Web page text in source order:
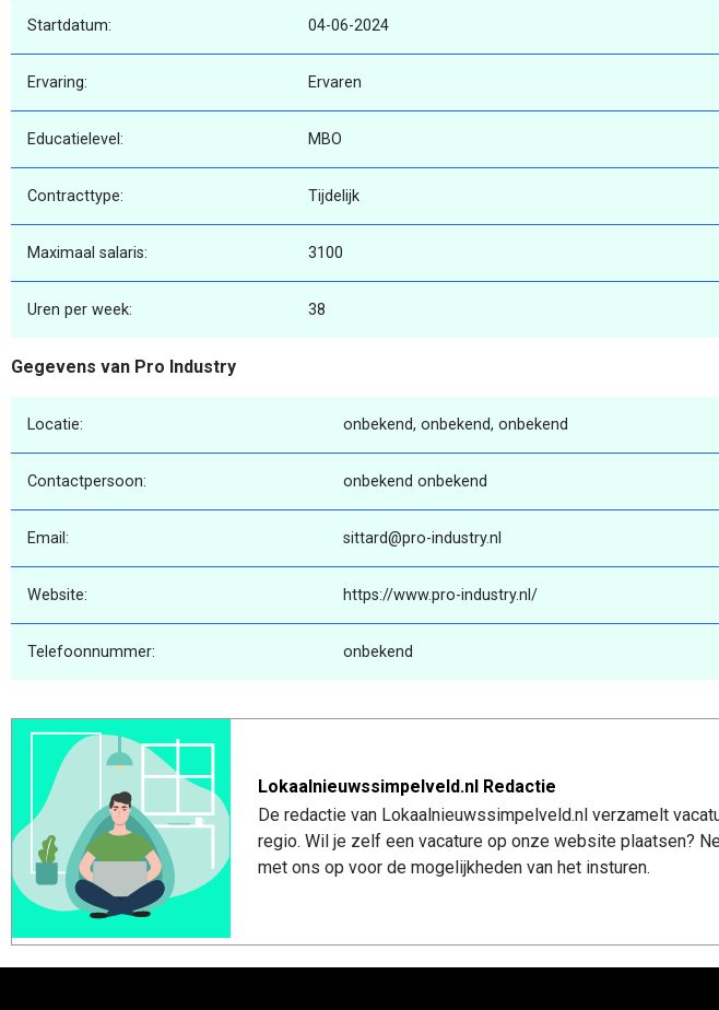
Startdatum: 04-06-2024
Ervaring: Ervaren
Educatielevel: MBO
Contracttype: Tijdelijk
Maximaal salaris: 3100
Uren per week: 38
Gegevens van Pro Industry
Locatie: onbekend, onbekend, onbekend
Contactpersoon: onbekend onbekend
Email: sittard@pro-industry.nl
Website: https://www.pro-industry.nl/
Telefoonnummer: onbekend
Lokaalnieuwssimpelveld.nl Redactie
De redactie van Lokaalnieuwssimpelveld.nl verzamelt
regio. Wil je zelf een vacature op onze website plaatsen?
met ons op voor de mogelijkheden van het insturen.